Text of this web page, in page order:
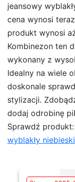
jeansowy
cena wynosi
produkt wynosi
Kombinezon ten
wykonany z
Idealny na wiele
doskonale
stylizacji.
dodaj odrobinę
Sprawdź produkt:
wyblakły niebieski